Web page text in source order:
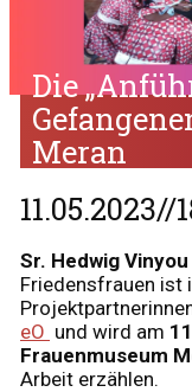
Die
Meran
11.05.2023//
Sr. Hedwig Vinyou
Friedensfrauen ist
eO und wird am
Frauenmuseum
Arbeit erzählen.